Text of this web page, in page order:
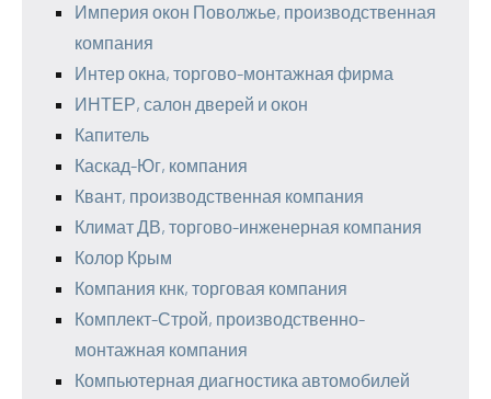
Империя окон Поволжье, производственная
компания
Интер окна, торгово-монтажная фирма
ИНТЕР, салон дверей и окон
Капитель
Каскад-Юг, компания
Квант, производственная компания
Климат ДВ, торгово-инженерная компания
Колор Крым
Компания кнк, торговая компания
Комплект-Строй, производственно-
монтажная компания
Компьютерная диагностика автомобилей